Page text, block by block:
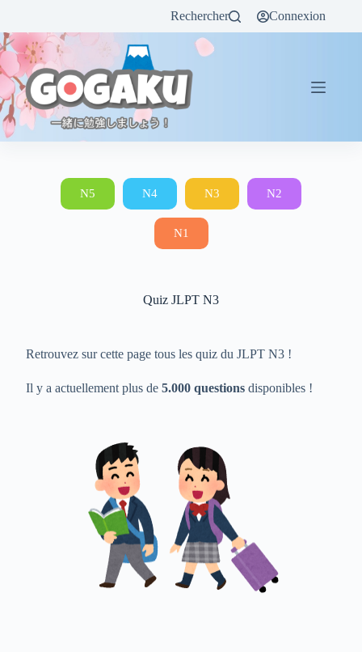
Rechercher Connexion
N5 N4 N3 N2
N1
Quiz JLPT N3
Retrouvez sur cette page tous les quiz du JLPT N3 !
Il y a actuellement plus de5.000 questions disponibles !